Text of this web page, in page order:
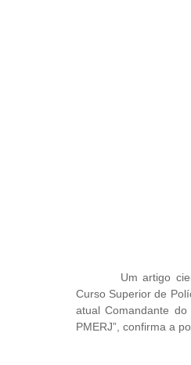
Um artigo
Curso Superior de
atual Comandante
PMERJ”, confirma a